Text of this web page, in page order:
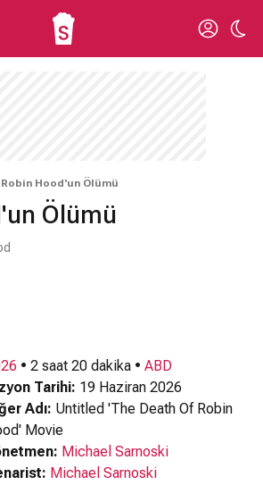
Robin Hood'un Ölümü
Ölümü
• 2 saat 20 dakika • ABD
Tarihi: 19 Haziran 2026
Adı: Untitled 'The Death Of Robin
Movie
Michael Sarnoski
Michael Sarnoski